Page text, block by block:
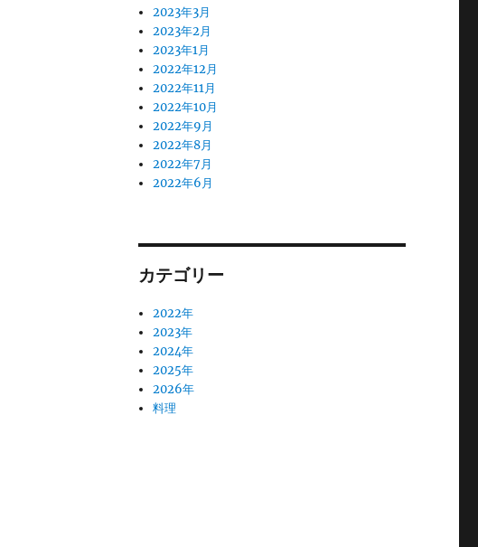
2023年3月
2023年2月
2023年1月
2022年12月
2022年11月
2022年10月
2022年9月
2022年8月
2022年7月
2022年6月
カテゴリー
2022年
2023年
2024年
2025年
2026年
料理